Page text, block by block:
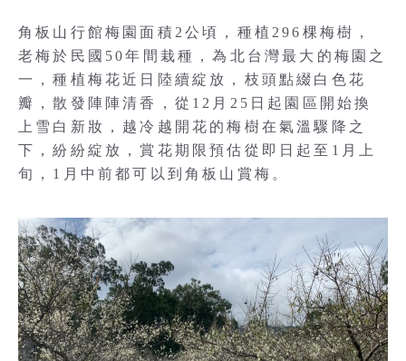
角板山行館梅園面積2公頃，種植296棵梅樹，
老梅於民國50年間栽種，為北台灣最大的梅園之
一，種植梅花近日陸續綻放，枝頭點綴白色花
瓣，散發陣陣清香，從12月25日起園區開始換
上雪白新妝，越冷越開花的梅樹在氣溫驟降之
下，紛紛綻放，賞花期限預估從即日起至1月上
旬，1月中前都可以到角板山賞梅。